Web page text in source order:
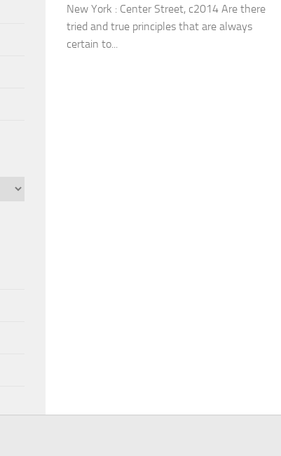
New York : Center Street, c2014 Are there
tried and true principles that are always
certain to...